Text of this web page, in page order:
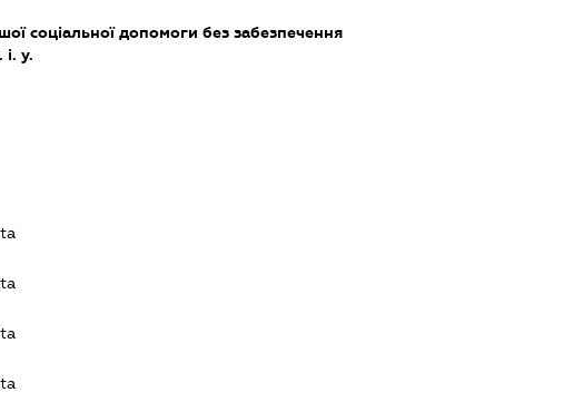
соціальної допомоги без забезпечення
у.